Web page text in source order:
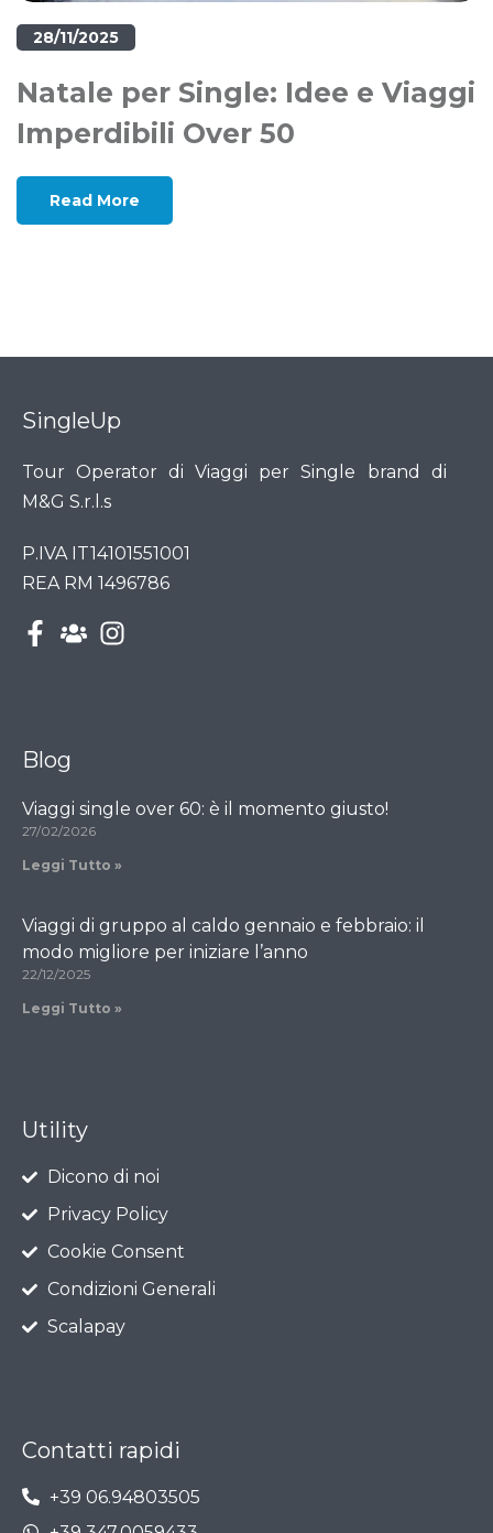
28/11/2025
Natale per Single: Idee e Viaggi
Imperdibili Over 50
Read More
SingleUp
Tour Operator di Viaggi per Single brand di
M&G S.r.l.s
P.IVA IT14101551001
REA RM 1496786
Blog
Viaggi single over 60: è il momento giusto!
27/02/2026
Leggi Tutto »
Viaggi di gruppo al caldo gennaio e febbraio: il
modo migliore per iniziare l’anno
22/12/2025
Leggi Tutto »
Utility
Dicono di noi
Privacy Policy
Cookie Consent
Condizioni Generali
Scalapay
Contatti rapidi
+39 06.94803505